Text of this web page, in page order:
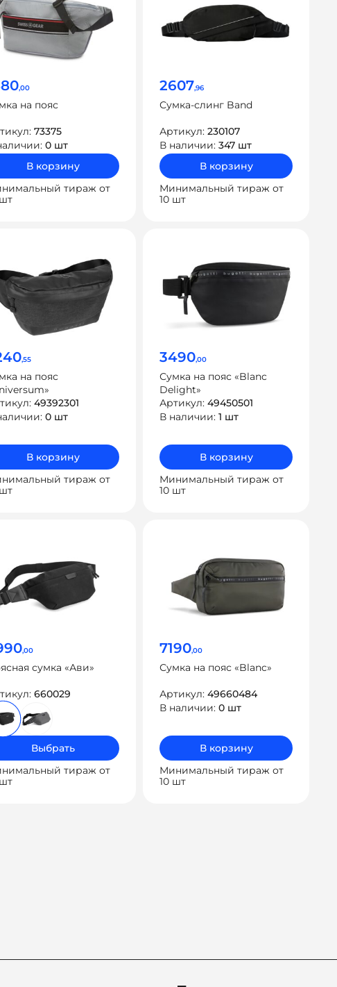
,00
на пояс
73375
0 шт
В корзину
тираж от
2607,96
Сумка-слинг Band
Артикул: 230107
В наличии: 347 шт
В корзину
Минимальный тираж от
10 шт
,55
на пояс
49392301
0 шт
В корзину
тираж от
3490,00
Сумка на пояс «Blanc
Delight»
Артикул: 49450501
В наличии: 1 шт
В корзину
Минимальный тираж от
10 шт
,00
сумка «Ави»
660029
Выбрать
тираж от
7190,00
Сумка на пояс «Blanc»
Артикул: 49660484
В наличии: 0 шт
В корзину
Минимальный тираж от
10 шт